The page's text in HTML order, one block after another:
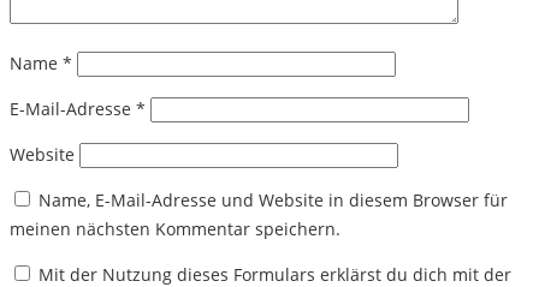
Name *
E-Mail-Adresse *
Website
Name, E-Mail-Adresse und Website in diesem Browser für
meinen nächsten Kommentar speichern.
Mit der Nutzung dieses Formulars erklärst du dich mit der